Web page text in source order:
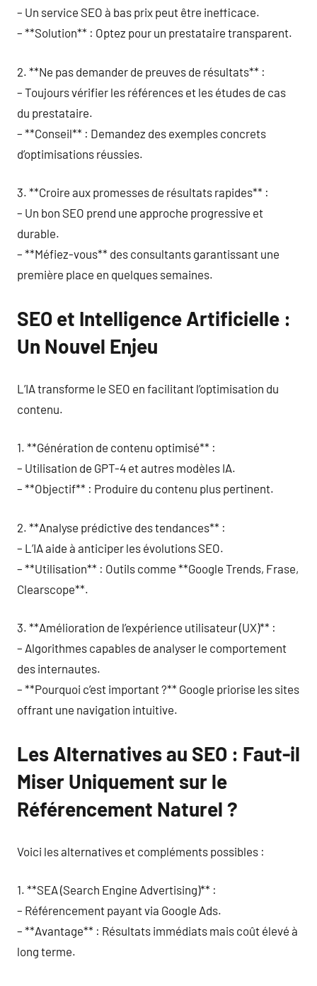
– Un service SEO à bas prix peut être inefficace.
– **Solution** : Optez pour un prestataire transparent.
2. **Ne pas demander de preuves de résultats** :
– Toujours vérifier les références et les études de cas
du prestataire.
– **Conseil** : Demandez des exemples concrets
d’optimisations réussies.
3. **Croire aux promesses de résultats rapides** :
– Un bon SEO prend une approche progressive et
durable.
– **Méfiez-vous** des consultants garantissant une
première place en quelques semaines.
SEO et Intelligence Artificielle :
Un Nouvel Enjeu
L’IA transforme le SEO en facilitant l’optimisation du
contenu.
1. **Génération de contenu optimisé** :
– Utilisation de GPT-4 et autres modèles IA.
– **Objectif** : Produire du contenu plus pertinent.
2. **Analyse prédictive des tendances** :
– L’IA aide à anticiper les évolutions SEO.
– **Utilisation** : Outils comme **Google Trends, Frase,
Clearscope**.
3. **Amélioration de l’expérience utilisateur (UX)** :
– Algorithmes capables de analyser le comportement
des internautes.
– **Pourquoi c’est important ?** Google priorise les sites
offrant une navigation intuitive.
Les Alternatives au SEO : Faut-il
Miser Uniquement sur le
Référencement Naturel ?
Voici les alternatives et compléments possibles :
1. **SEA (Search Engine Advertising)** :
– Référencement payant via Google Ads.
– **Avantage** : Résultats immédiats mais coût élevé à
long terme.